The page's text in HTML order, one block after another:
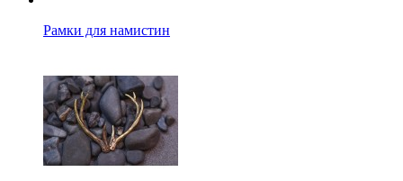
Рамки для намистин